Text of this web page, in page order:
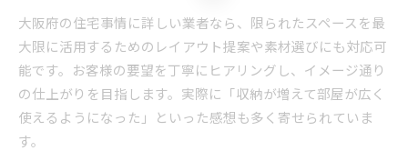
大阪府の住宅事情に詳しい業者なら、限られたスペースを最
大限に活用するためのレイアウト提案や素材選びにも対応可
能です。お客様の要望を丁寧にヒアリングし、イメージ通り
の仕上がりを目指します。実際に「収納が増えて部屋が広く
使えるようになった」といった感想も多く寄せられていま
す。